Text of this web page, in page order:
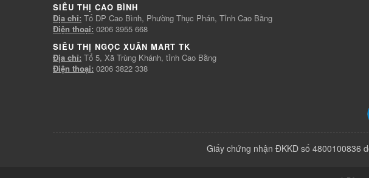
SIÊU THỊ CAO BÌNH
Địa chỉ: Tổ DP Cao Bình, Phường Thục Phán, Tỉnh Cao Bằng
Điện thoại: 0206 3955 668
SIÊU THỊ NGỌC XUÂN MART TK
Địa chỉ: Tổ 5, Xã Trùng Khánh, tỉnh Cao Bằng
Điện thoại: 0206 3822 338
Giấy chứng nhận ĐKKD số 4800100836